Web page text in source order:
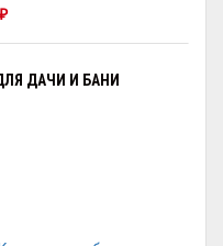
₽
ДАЧИ И БАНИ